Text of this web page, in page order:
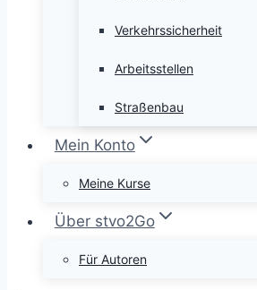
Verkehrssicherheit
Arbeitsstellen
Straßenbau
Mein Konto
Meine Kurse
Über stvo2Go
Für Autoren